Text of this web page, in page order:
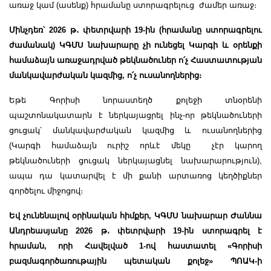
առաջ կամ (ասենք) հրամանը ստորագրելուց ժամեր առաջ։
Մինչդեռ՝ 2026 թ․փետրվարի 19-ին (հրամանը ստորագրելու
ժամանակ) ԿԳՄՍ նախարարը չի ունեցել Կարգի և օրենքի
համաձայն առաջադրված թեկնածուներ ո՛չ Հաստատության
մանկավարժական կազմից, ո՛չ ուսանողներից։
Եթե Գորիսի նորաստեղծ քոլեջի տնօրենի
պաշտոնակատարն է ներկայացրել ինչ-որ թեկնածուների
ցուցակ՝ մանկավարժական կազմից և ուսանողներից
(Կարգի համաձայն ուրիշ որևէ մեկը չէր կարող
թեկնածուների ցուցակ ներկայացնել նախարարություն),
ապա դա կատարվել է մի քանի արտառոց կեղծիքներ
գործելու միջոցով։
Եվ չունենալով օրինական հիմքեր, ԿԳՄՍ նախարար Ժաննա
Անդրեասյանը 2026 թ․փետրվարի 19-ին ստորագրել է
հրաման, որի Հավելված 1-ով հաստատել «Գորիսի
բազմագործառութային պետական քոլեջ» ՊՈԱԿ-ի